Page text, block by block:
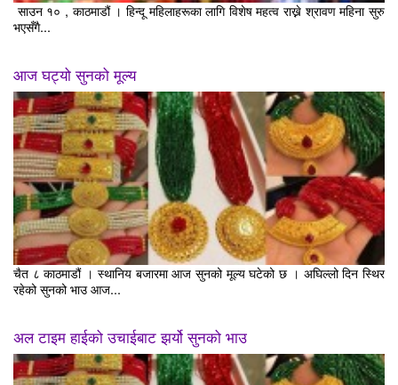
साउन १० , काठमाडौं । हिन्दू महिलाहरूका लागि विशेष महत्व राख्ने श्रावण महिना सुरु
भएसँगै...
आज घट्यो सुनको मूल्य
चैत ८ काठमाडौं । स्थानिय बजारमा आज सुनको मूल्य घटेको छ । अघिल्लो दिन स्थिर
रहेको सुनको भाउ आज...
अल टाइम हाईको उचाईबाट झर्यो सुनको भाउ